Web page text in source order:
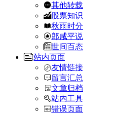
其他转载
股票知识
秋雨时分
郎咸平说
世间百态
站内页面
友情链接
留言汇总
文章归档
站内工具
错误页面